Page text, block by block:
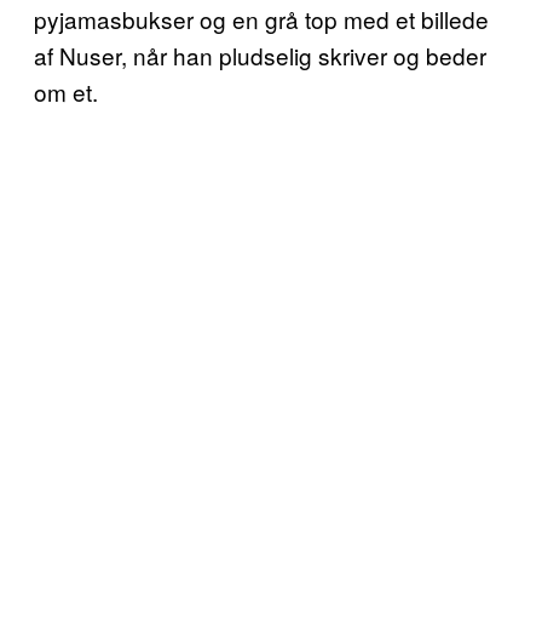
pyjamasbukser og en grå top med et billede
af Nuser, når han pludselig skriver og beder
om et.